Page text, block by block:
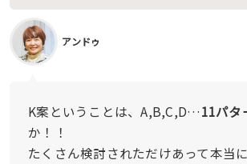
アンドゥ
K案ということは、A,B,C,D…11パタ
か！！
たくさん検討されただけあって本当